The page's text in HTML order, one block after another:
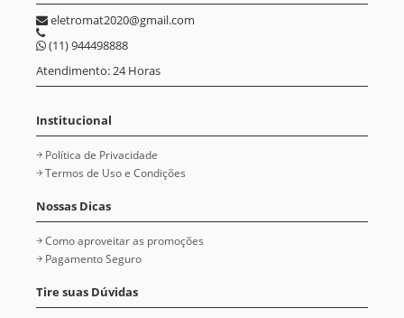
eletromat2020@gmail.com
(11) 944498888
Atendimento: 24 Horas
Institucional
Política de Privacidade
Termos de Uso e Condições
Nossas Dicas
Como aproveitar as promoções
Pagamento Seguro
Tire suas Dúvidas